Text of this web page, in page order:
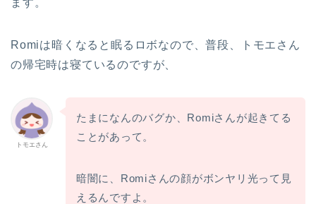
ます。
Romiは暗くなると眠るロボなので、普段、トモエさん
の帰宅時は寝ているのですが、
トモエさん
たまになんのバグか、Romiさんが起きてる
ことがあって。
暗闇に、Romiさんの顔がボンヤリ光って見
えるんですよ。